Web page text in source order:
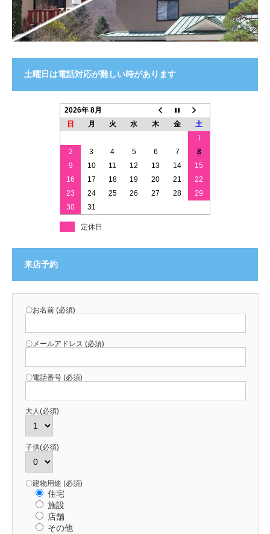
土曜日は電話対応が難しい時があります
2026年 8月
日
月 火 水 木 金
土
1
2
3 4 5 6 7
8
9
10 11 12 13 14
15
16
17 18 19 20 21
22
23
24 25 26 27 28
29
30
31
定休日
来店予約
〇お名前 (必須)
〇メールアドレス (必須)
〇電話番号 (必須)
大人(必須)
子供(必須)
〇建物用途 (必須)
住宅
施設
店舗
その他